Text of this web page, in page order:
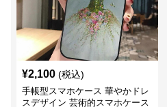
¥2,100 (税込)
手帳型スマホケース 華やかドレ
スデザイン 芸術的スマホケース